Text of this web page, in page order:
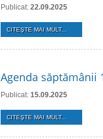
Publicat: 22.09.2025
CITEŞTE MAI MULT...
Agenda săptămânii
Publicat: 15.09.2025
CITEŞTE MAI MULT...